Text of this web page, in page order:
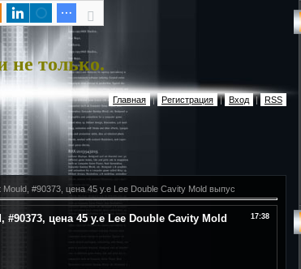
не только.
Главная | Регистрация | Вход | RSS
#90373, цена 45 у.е Lee Double Cavity Mold выпус
17:38
цена 45 у.е Lee Double Cavity Mold